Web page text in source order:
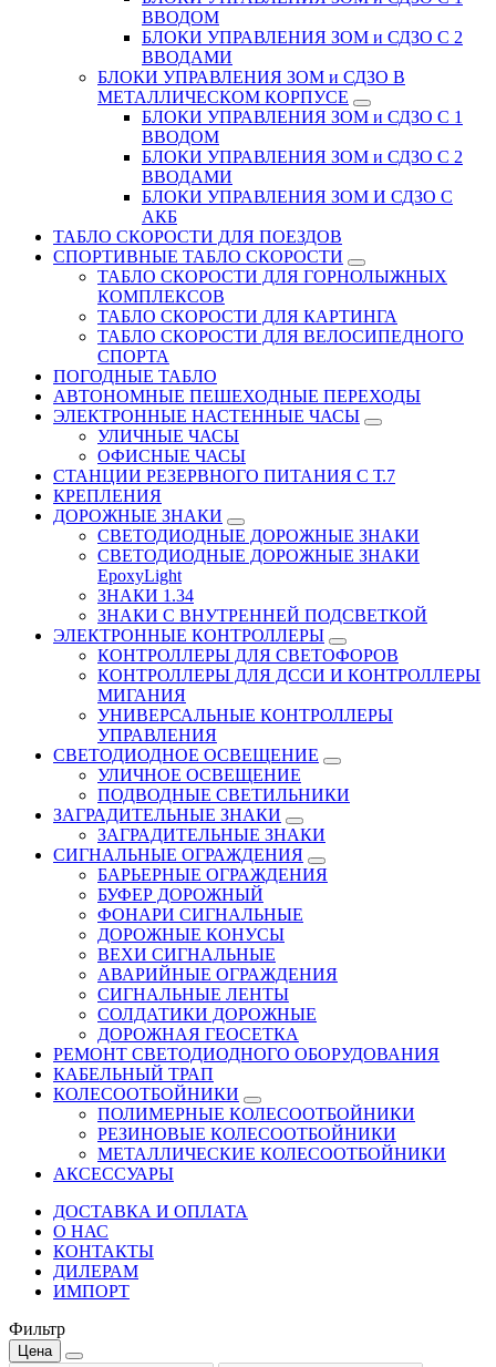
ВВОДОМ
БЛОКИ УПРАВЛЕНИЯ ЗОМ и СДЗО С 2
ВВОДАМИ
БЛОКИ УПРАВЛЕНИЯ ЗОМ и СДЗО В
МЕТАЛЛИЧЕСКОМ КОРПУСЕ
БЛОКИ УПРАВЛЕНИЯ ЗОМ и СДЗО С 1
ВВОДОМ
БЛОКИ УПРАВЛЕНИЯ ЗОМ и СДЗО С 2
ВВОДАМИ
БЛОКИ УПРАВЛЕНИЯ ЗОМ И СДЗО С
АКБ
ТАБЛО СКОРОСТИ ДЛЯ ПОЕЗДОВ
СПОРТИВНЫЕ ТАБЛО СКОРОСТИ
ТАБЛО СКОРОСТИ ДЛЯ ГОРНОЛЫЖНЫХ
КОМПЛЕКСОВ
ТАБЛО СКОРОСТИ ДЛЯ КАРТИНГА
ТАБЛО СКОРОСТИ ДЛЯ ВЕЛОСИПЕДНОГО
СПОРТА
ПОГОДНЫЕ ТАБЛО
АВТОНОМНЫЕ ПЕШЕХОДНЫЕ ПЕРЕХОДЫ
ЭЛЕКТРОННЫЕ НАСТЕННЫЕ ЧАСЫ
УЛИЧНЫЕ ЧАСЫ
ОФИСНЫЕ ЧАСЫ
СТАНЦИИ РЕЗЕРВНОГО ПИТАНИЯ С Т.7
КРЕПЛЕНИЯ
ДОРОЖНЫЕ ЗНАКИ
СВЕТОДИОДНЫЕ ДОРОЖНЫЕ ЗНАКИ
СВЕТОДИОДНЫЕ ДОРОЖНЫЕ ЗНАКИ
EpoxyLight
ЗНАКИ 1.34
ЗНАКИ С ВНУТРЕННЕЙ ПОДСВЕТКОЙ
ЭЛЕКТРОННЫЕ КОНТРОЛЛЕРЫ
КОНТРОЛЛЕРЫ ДЛЯ СВЕТОФОРОВ
КОНТРОЛЛЕРЫ ДЛЯ ДССИ И КОНТРОЛЛЕРЫ
МИГАНИЯ
УНИВЕРСАЛЬНЫЕ КОНТРОЛЛЕРЫ
УПРАВЛЕНИЯ
СВЕТОДИОДНОЕ ОСВЕЩЕНИЕ
УЛИЧНОЕ ОСВЕЩЕНИЕ
ПОДВОДНЫЕ СВЕТИЛЬНИКИ
ЗАГРАДИТЕЛЬНЫЕ ЗНАКИ
ЗАГРАДИТЕЛЬНЫЕ ЗНАКИ
СИГНАЛЬНЫЕ ОГРАЖДЕНИЯ
БАРЬЕРНЫЕ ОГРАЖДЕНИЯ
БУФЕР ДОРОЖНЫЙ
ФОНАРИ СИГНАЛЬНЫЕ
ДОРОЖНЫЕ КОНУСЫ
ВЕХИ СИГНАЛЬНЫЕ
АВАРИЙНЫЕ ОГРАЖДЕНИЯ
СИГНАЛЬНЫЕ ЛЕНТЫ
СОЛДАТИКИ ДОРОЖНЫЕ
ДОРОЖНАЯ ГЕОСЕТКА
РЕМОНТ СВЕТОДИОДНОГО ОБОРУДОВАНИЯ
КАБЕЛЬНЫЙ ТРАП
КОЛЕСООТБОЙНИКИ
ПОЛИМЕРНЫЕ КОЛЕСООТБОЙНИКИ
РЕЗИНОВЫЕ КОЛЕСООТБОЙНИКИ
МЕТАЛЛИЧЕСКИЕ КОЛЕСООТБОЙНИКИ
АКСЕССУАРЫ
ДОСТАВКА И ОПЛАТА
О НАС
КОНТАКТЫ
ДИЛЕРАМ
ИМПОРТ
Фильтр
Цена